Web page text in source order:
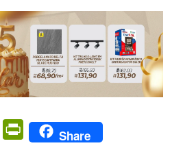
Email PrintFriendly
Share